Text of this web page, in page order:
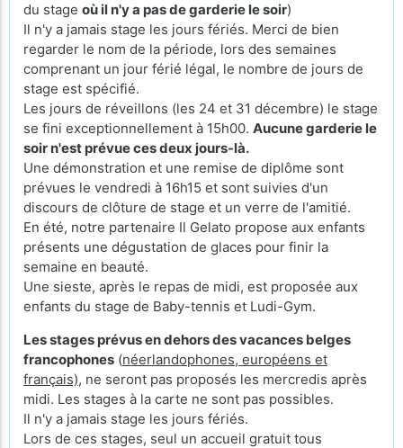
du stage où il n'y a pas de garderie le soir)
Il n'y a jamais stage les jours fériés. Merci de bien
regarder le nom de la période, lors des semaines
comprenant un jour férié légal, le nombre de jours de
stage est spécifié.
Les jours de réveillons (les 24 et 31 décembre) le stage
se fini exceptionnellement à 15h00. Aucune garderie le
soir n'est prévue ces deux jours-là.
Une démonstration et une remise de diplôme sont
prévues le vendredi à 16h15 et sont suivies d'un
discours de clôture de stage et un verre de l'amitié.
En été, notre partenaire Il Gelato propose aux enfants
présents une dégustation de glaces pour finir la
semaine en beauté.
Une sieste, après le repas de midi, est proposée aux
enfants du stage de Baby-tennis et Ludi-Gym.
Les stages prévus en dehors des vacances belges
francophones (néerlandophones, européens et
français), ne seront pas proposés les mercredis après
midi. Les stages à la carte ne sont pas possibles.
Il n'y a jamais stage les jours fériés.
Lors de ces stages, seul un accueil gratuit tous